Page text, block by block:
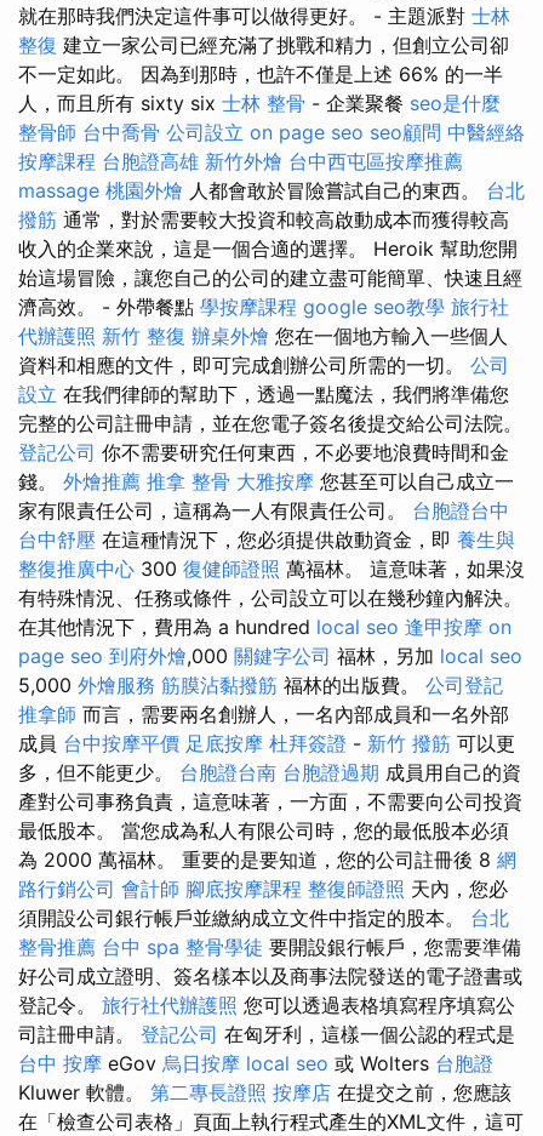
就在那時我們決定這件事可以做得更好。 - 主題派對 士林
整復 建立一家公司已經充滿了挑戰和精力，但創立公司卻
不一定如此。 因為到那時，也許不僅是上述 66% 的一半
人，而且所有 sixty six 士林 整骨 - 企業聚餐 seo是什麼
整骨師 台中喬骨 公司設立 on page seo seo顧問 中醫經絡
按摩課程 台胞證高雄 新竹外燴 台中西屯區按摩推薦
massage 桃園外燴 人都會敢於冒險嘗試自己的東西。 台北
撥筋 通常，對於需要較大投資和較高啟動成本而獲得較高
收入的企業來說，這是一個合適的選擇。 Heroik 幫助您開
始這場冒險，讓您自己的公司的建立盡可能簡單、快速且經
濟高效。 - 外帶餐點 學按摩課程 google seo教學 旅行社
代辦護照 新竹 整復 辦桌外燴 您在一個地方輸入一些個人
資料和相應的文件，即可完成創辦公司所需的一切。 公司
設立 在我們律師的幫助下，透過一點魔法，我們將準備您
完整的公司註冊申請，並在您電子簽名後提交給公司法院。
登記公司 你不需要研究任何東西，不必要地浪費時間和金
錢。 外燴推薦 推拿 整骨 大雅按摩 您甚至可以自己成立一
家有限責任公司，這稱為一人有限責任公司。 台胞證台中
台中舒壓 在這種情況下，您必須提供啟動資金，即 養生與
整復推廣中心 300 復健師證照 萬福林。 這意味著，如果沒
有特殊情況、任務或條件，公司設立可以在幾秒鐘內解決。
在其他情況下，費用為 a hundred local seo 逢甲按摩 on
page seo 到府外燴,000 關鍵字公司 福林，另加 local seo
5,000 外燴服務 筋膜沾黏撥筋 福林的出版費。 公司登記
推拿師 而言，需要兩名創辦人，一名內部成員和一名外部
成員 台中按摩平價 足底按摩 杜拜簽證 - 新竹 撥筋 可以更
多，但不能更少。 台胞證台南 台胞證過期 成員用自己的資
產對公司事務負責，這意味著，一方面，不需要向公司投資
最低股本。 當您成為私人有限公司時，您的最低股本必須
為 2000 萬福林。 重要的是要知道，您的公司註冊後 8 網
路行銷公司 會計師 腳底按摩課程 整復師證照 天內，您必
須開設公司銀行帳戶並繳納成立文件中指定的股本。 台北
整骨推薦 台中 spa 整骨學徒 要開設銀行帳戶，您需要準備
好公司成立證明、簽名樣本以及商事法院發送的電子證書或
登記令。 旅行社代辦護照 您可以透過表格填寫程序填寫公
司註冊申請。 登記公司 在匈牙利，這樣一個公認的程式是
台中 按摩 eGov 烏日按摩 local seo 或 Wolters 台胞證
Kluwer 軟體。 第二專長證照 按摩店 在提交之前，您應該
在「檢查公司表格」頁面上執行程式產生的XML文件，這可